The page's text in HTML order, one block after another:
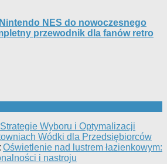
NES do nowoczesnego
przewodnik dla fanów retro
Strategie Wyboru i Optymalizacji
Wódki dla Przedsiębiorców
Oświetlenie nad lustrem łazienkowym:
i nastroju